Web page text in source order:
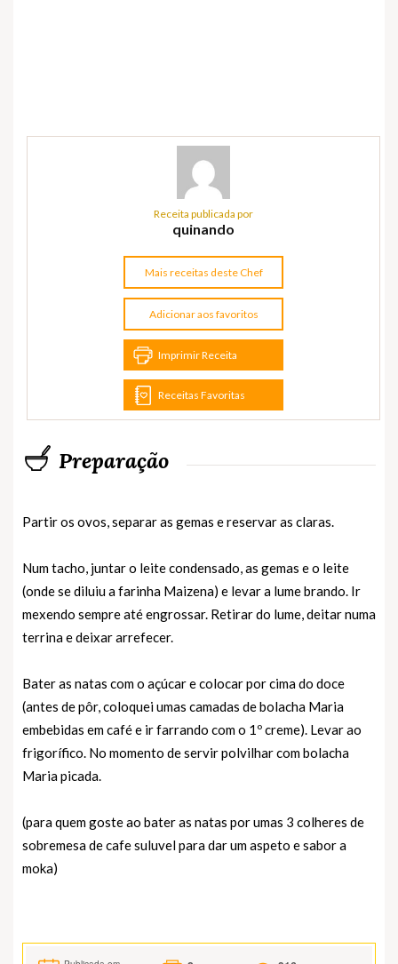
Receita publicada por
quinando
Mais receitas deste Chef
Adicionar aos favoritos
Imprimir Receita
Receitas Favoritas
Preparação
Partir os ovos, separar as gemas e reservar as claras.
Num tacho, juntar o leite condensado, as gemas e o leite
(onde se diluiu a farinha Maizena) e levar a lume brando. Ir
mexendo sempre até engrossar. Retirar do lume, deitar numa
terrina e deixar arrefecer.
Bater as natas com o açúcar e colocar por cima do doce
(antes de pôr, coloquei umas camadas de bolacha Maria
embebidas em café e ir farrando com o 1º creme). Levar ao
frigorífico. No momento de servir polvilhar com bolacha
Maria picada.
(para quem goste ao bater as natas por umas 3 colheres de
sobremesa de cafe suluvel para dar um aspeto e sabor a
moka)